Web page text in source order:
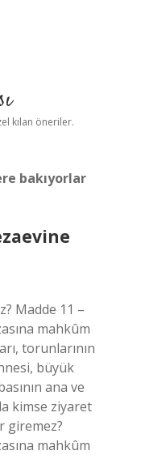
kılan öneriler.
bakıyorlar
Madde 11 –
mahkûm
torunlarının
büyük
ana ve
kimse ziyaret
giremez?
mahkûm